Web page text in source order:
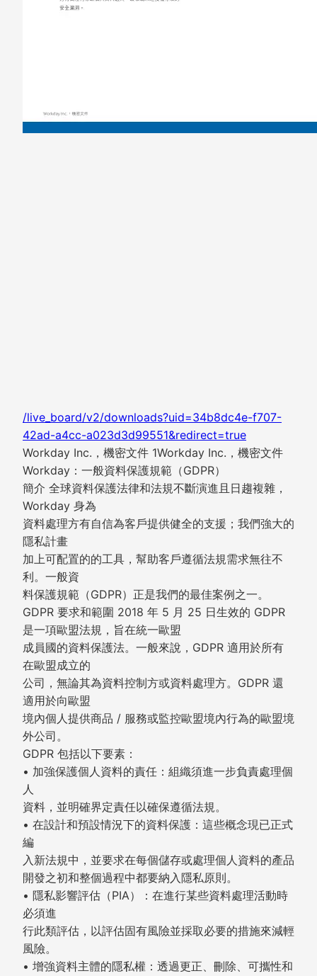
/live_board/v2/downloads?uid=34b8dc4e-f707-
42ad-a4cc-a023d3d99551&redirect=true
Workday Inc.，機密文件 1Workday Inc.，機密文件
Workday：一般資料保護規範（GDPR）
簡介 全球資料保護法律和法規不斷演進且日趨複雜，
Workday 身為
資料處理方有自信為客戶提供健全的支援；我們強大的
隱私計畫
加上可配置的的工具，幫助客戶遵循法規需求無往不
利。一般資
料保護規範（GDPR）正是我們的最佳案例之一。
GDPR 要求和範圍 2018 年 5 月 25 日生效的 GDPR
是一項歐盟法規，旨在統一歐盟
成員國的資料保護法。一般來說，GDPR 適用於所有
在歐盟成立的
公司，無論其為資料控制方或資料處理方。GDPR 還
適用於向歐盟
境內個人提供商品 / 服務或監控歐盟境內行為的歐盟境
外公司。
GDPR 包括以下要素：
• 加強保護個人資料的責任：組織須進一步負責處理個
人
資料，並明確界定責任以確保遵循法規。
• 在設計和預設情況下的資料保護：這些概念現已正式
編
入新法規中，並要求在每個儲存或處理個人資料的產品
開發之初和整個過程中都要納入隱私原則。
• 隱私影響評估（PIA）：在進行某些資料處理活動時
必須進
行此類評估，以評估固有風險並採取必要的措施來減輕
風險。
• 增強資料主體的隱私權：透過更正、刪除、可攜性和